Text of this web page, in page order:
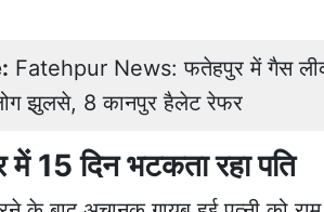
Fatehpur News: फतेहपुर में गैस
झुलसे, 8 कानपुर हैलेट रेफर
में 15 दिन भटकता रहा पति